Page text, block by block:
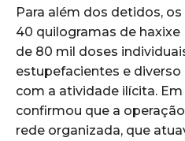
Para além dos detidos,
40 quilogramas de haxixe
de 80 mil doses
estupefacientes e
com a atividade ilícita.
confirmou que a
rede organizada, que